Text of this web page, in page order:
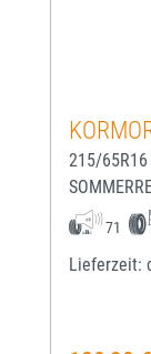
215/
71
Lieferzeit: